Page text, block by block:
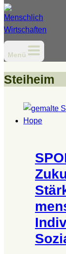
Menü
Steiheim